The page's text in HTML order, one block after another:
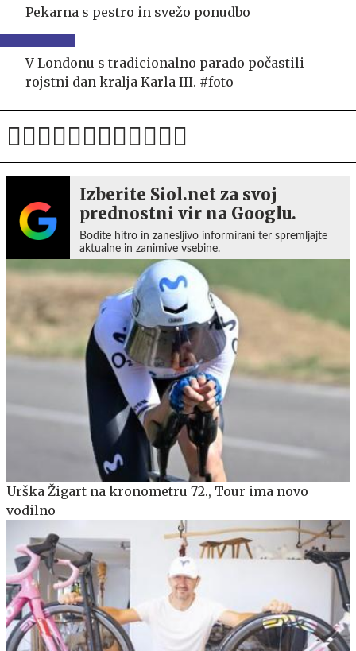
Pekarna s pestro in svežo ponudbo
V Londonu s tradicionalno parado počastili
rojstni dan kralja Karla III. #foto
Izberite Siol.net za svoj
prednostni vir na Googlu.
Bodite hitro in zanesljivo informirani ter spremljajte
aktualne in zanimive vsebine.
Urška Žigart na kronometru 72., Tour ima novo
vodilno